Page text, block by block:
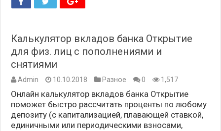
Калькулятор вкладов банка Открытие
для физ. лиц с пополнениями и
снятиями
Admin 10.10.2018 Разное 0 1,517
Онлайн калькулятор вкладов банка Открытие
поможет быстро рассчитать проценты по любому
депозиту (с капитализацией, плавающей ставкой,
единичными или периодическими взносами,